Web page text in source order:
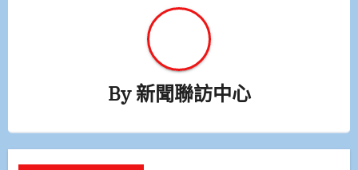
By新聞聯訪中心